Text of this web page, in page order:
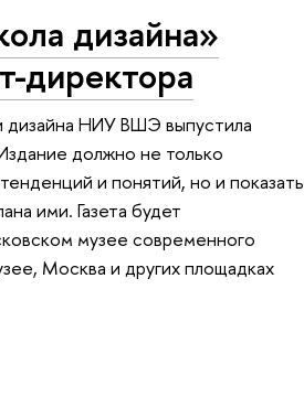
дизайна»
директора
дизайна НИУ ВШЭ выпустила
должно не только
и понятий, но и показать
ими. Газета будет
музее современного
Москва и других площадках